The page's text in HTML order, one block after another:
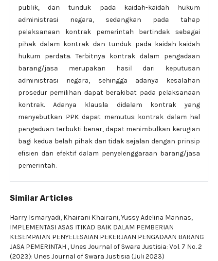
publik, dan tunduk pada kaidah-kaidah hukum
administrasi negara, sedangkan pada tahap
pelaksanaan kontrak pemerintah bertindak sebagai
pihak dalam kontrak dan tunduk pada kaidah-kaidah
hukum perdata. Terbitnya kontrak dalam pengadaan
barang/jasa merupakan hasil dari keputusan
administrasi negara, sehingga adanya kesalahan
prosedur pemilihan dapat berakibat pada pelaksanaan
kontrak. Adanya klausla didalam kontrak yang
menyebutkan PPK dapat memutus kontrak dalam hal
pengaduan terbukti benar, dapat menimbulkan kerugian
bagi kedua belah pihak dan tidak sejalan dengan prinsip
efisien dan efektif dalam penyelenggaraan barang/jasa
pemerintah.
Similar Articles
Harry Ismaryadi, Khairani Khairani, Yussy Adelina Mannas,
IMPLEMENTASI ASAS ITIKAD BAIK DALAM PEMBERIAN
KESEMPATAN PENYELESAIAN PEKERJAAN PENGADAAN BARANG
JASA PEMERINTAH ,Unes Journal of Swara Justisia: Vol. 7 No. 2
(2023): Unes Journal of Swara Justisia (Juli 2023)